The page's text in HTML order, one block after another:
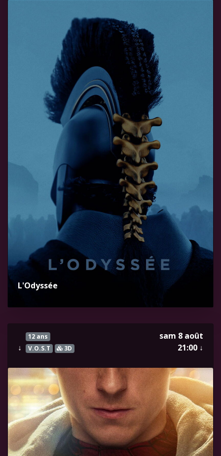
L'Odyssée
↓
12 ans
V.O.S.T
3D
sam 8 août
21:00 ↓